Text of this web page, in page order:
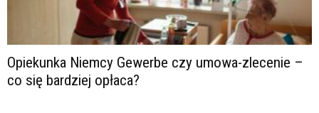
Opiekunka Niemcy Gewerbe czy umowa-zlecenie –
co się bardziej opłaca?